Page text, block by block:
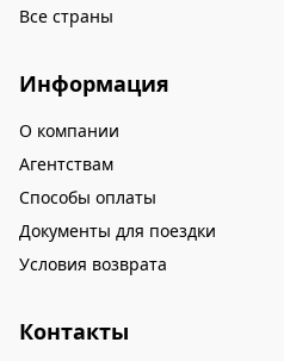
Все страны
Информация
О компании
Агентствам
Способы оплаты
Документы для поездки
Условия возврата
Контакты